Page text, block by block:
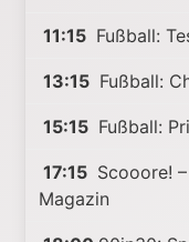
11:15 Fußball:
13:15 Fußball:
15:15 Fußball:
17:15 Scooore!
Magazin